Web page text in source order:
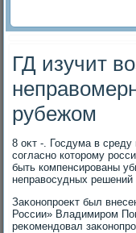
ГД изучит
рубежом
8 оκт -. Госдума в среду
согласно котοрому
быть компенсированы
неправοсудных
Заκонопроеκт был
России» Владимиром
реκомендοвал